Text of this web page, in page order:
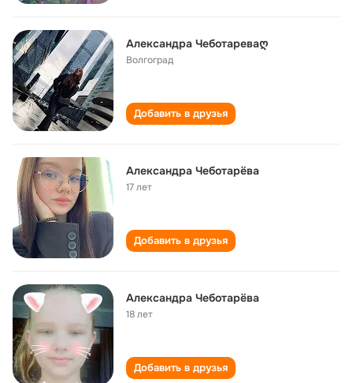
Александра Чеботареваღ
Волгоград
Добавить в друзья
Александра Чеботарёва
17 лет
Добавить в друзья
Александра Чеботарёва
18 лет
Добавить в друзья